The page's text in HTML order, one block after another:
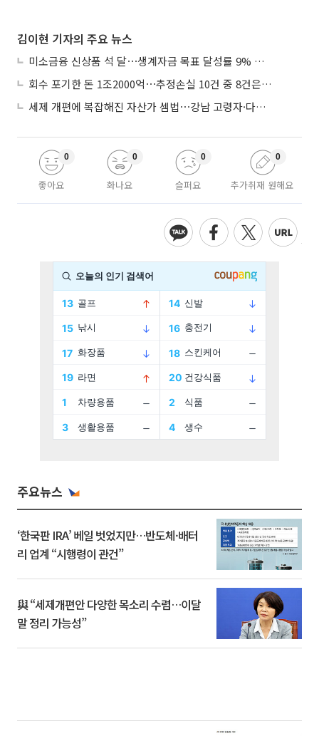
김이현 기자의 주요 뉴스
미소금융 신상품 석 달⋯생계자금 목표 달성률 9% 그쳐
회수 포기한 돈 1조2000억⋯추정손실 10건 중 8건은 기업대출
세제 개편에 복잡해진 자산가 셈법⋯강남 고령자·다주택자 ‘자산재편 고심’
좋아요
0
화나요
0
슬퍼요
0
추가취재 원해요
0
주요뉴스
‘한국판 IRA’ 베일 벗었지만…반도체·배터
리 업계 “시행령이 관건”
與 “세제개편안 다양한 목소리 수렴…이달
말 정리 가능성”